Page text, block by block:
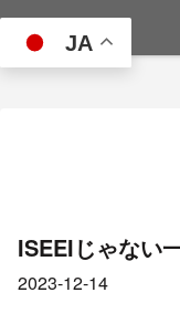
JA
ISEEIじゃな
2023-12-14